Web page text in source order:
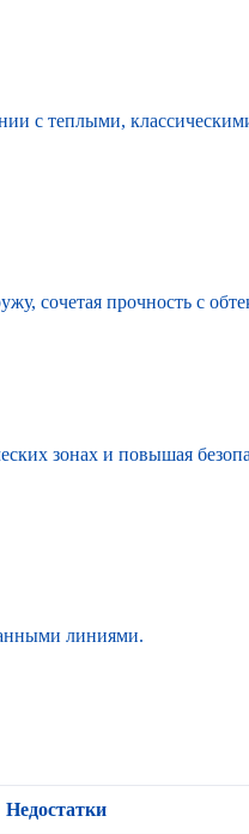
с теплыми,
сочетая прочность с
зонах и повышая
линиями.
Недостатки